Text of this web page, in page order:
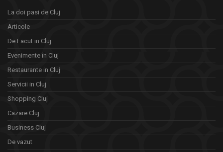
La doi pasi de Cluj
Articole
De Facut in Cluj
Evenimente în Cluj
Restaurante in Cluj
Servicii in Cluj
Shopping Cluj
Cazare Cluj
Business Cluj
De vazut